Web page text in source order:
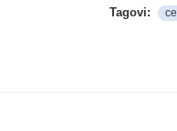
Tagovi: